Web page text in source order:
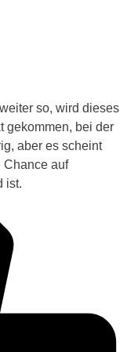
so, wird dieses
gekommen, bei der
aber es scheint
Chance auf
ist.